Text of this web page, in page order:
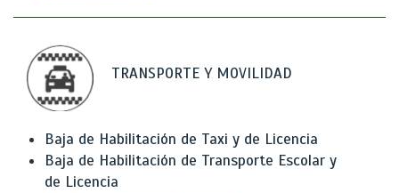
TRANSPORTE Y MOVILIDAD
Baja de Habilitación de Taxi y de Licencia
Baja de Habilitación de Transporte Escolar y
de Licencia